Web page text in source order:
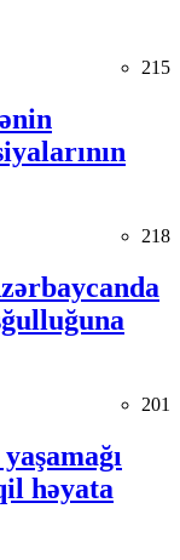
215
218
201
həyata